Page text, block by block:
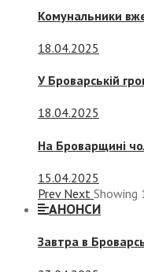
Комунальники
18.04.2025
У Броварській
18.04.2025
На Броварщині
15.04.2025
Prev Next Showing
АНОНСИ
Завтра в